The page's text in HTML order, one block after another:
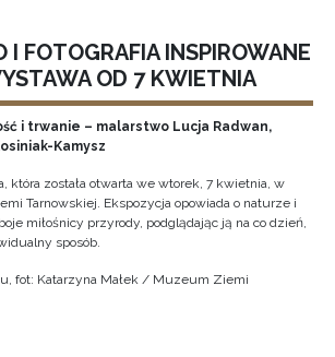
I FOTOGRAFIA INSPIROWANE
OD 7 KWIETNIA
i trwanie – malarstwo Lucja Radwan,
Kamysz
która została otwarta we wtorek, 7 kwietnia, w
Tarnowskiej. Ekspozycja opowiada o naturze i
miłośnicy przyrody, podglądając ją na co dzień,
sposób.
fot: Katarzyna Małek / Muzeum Ziemi